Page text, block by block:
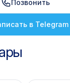
Позвонить
в Telegram